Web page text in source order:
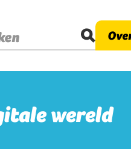
wereld